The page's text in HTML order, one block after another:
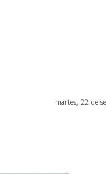
martes, 22 de